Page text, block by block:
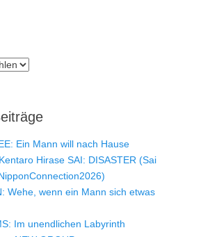
Ein Mann will nach Hause
Hirase SAI: DISASTER (Sai
Wehe, wenn ein Mann sich etwas
Im unendlichen Labyrinth